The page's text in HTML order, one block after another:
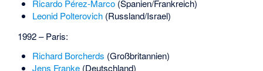
Ricardo Pérez-Marco(Spanien/Frankreich)
Leonid Polterovich(Russland/Israel)
1992 – Paris:
Richard Borcherds (Großbritannien)
Jens Franke(Deutschland)